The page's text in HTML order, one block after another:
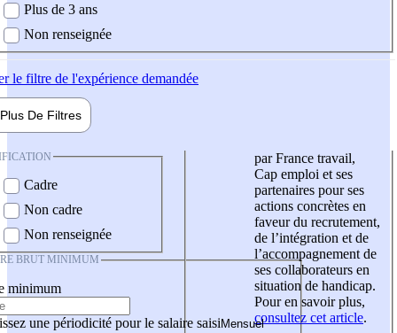
Plus de 3 ans
Non renseignée
le filtre de l'expérience demandée
Plus De Filtres
Cadre
Non cadre
Non renseignée
BRUT MINIMUM
minimum
une périodicité pour le salaire saisi
par France travail,
Cap emploi et ses
partenaires pour ses
actions concrètes en
faveur du recrutement,
de l’intégration et de
l’accompagnement de
ses collaborateurs en
situation de handicap.
Pour en savoir plus,
consultez cet article.